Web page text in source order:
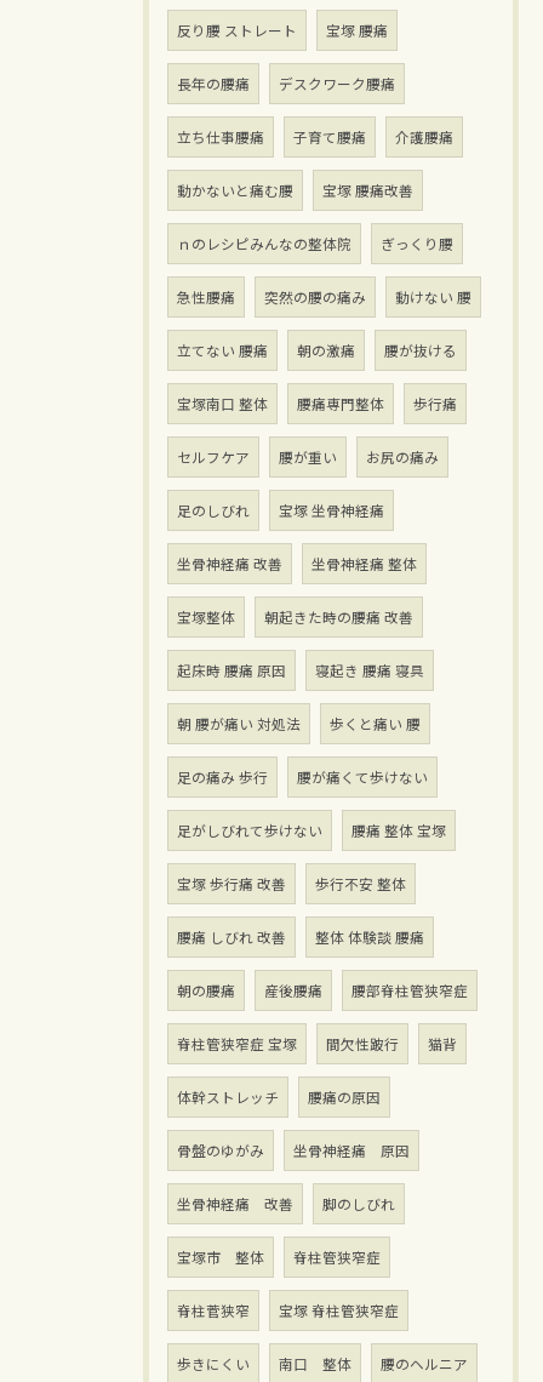
反り腰 ストレート 宝塚 腰痛
長年の腰痛 デスクワーク腰痛
立ち仕事腰痛 子育て腰痛 介護腰痛
動かないと痛む腰 宝塚 腰痛改善
ｎのレシピみんなの整体院 ぎっくり腰
急性腰痛 突然の腰の痛み 動けない 腰
立てない 腰痛 朝の激痛 腰が抜ける
宝塚南口 整体 腰痛専門整体 歩行痛
セルフケア 腰が重い お尻の痛み
足のしびれ 宝塚 坐骨神経痛
坐骨神経痛 改善 坐骨神経痛 整体
宝塚整体 朝起きた時の腰痛 改善
起床時 腰痛 原因 寝起き 腰痛 寝具
朝 腰が痛い 対処法 歩くと痛い 腰
足の痛み 歩行 腰が痛くて歩けない
足がしびれて歩けない 腰痛 整体 宝塚
宝塚 歩行痛 改善 歩行不安 整体
腰痛 しびれ 改善 整体 体験談 腰痛
朝の腰痛 産後腰痛 腰部脊柱管狭窄症
脊柱管狭窄症 宝塚 間欠性跛行 猫背
体幹ストレッチ 腰痛の原因
骨盤のゆがみ 坐骨神経痛 原因
坐骨神経痛 改善 脚のしびれ
宝塚市 整体 脊柱管狭窄症
脊柱菅狭窄 宝塚 脊柱管狭窄症
歩きにくい 南口 整体 腰のヘルニア